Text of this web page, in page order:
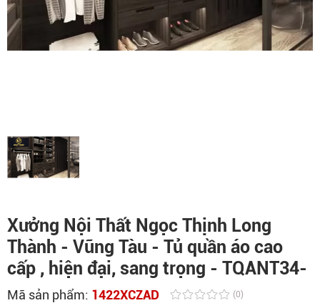
Xưởng Nội Thất Ngọc Thịnh Long
Thành - Vũng Tàu - Tủ quần áo cao
cấp , hiện đại, sang trọng - TQANT34-
Mã sản phẩm: 1422XCZAD (0)